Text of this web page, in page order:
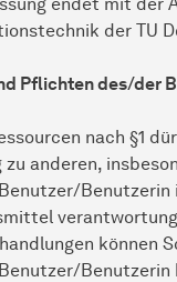
der TU
Pflichten des/der
nach §1
zu anderen,
können
Benutzerin